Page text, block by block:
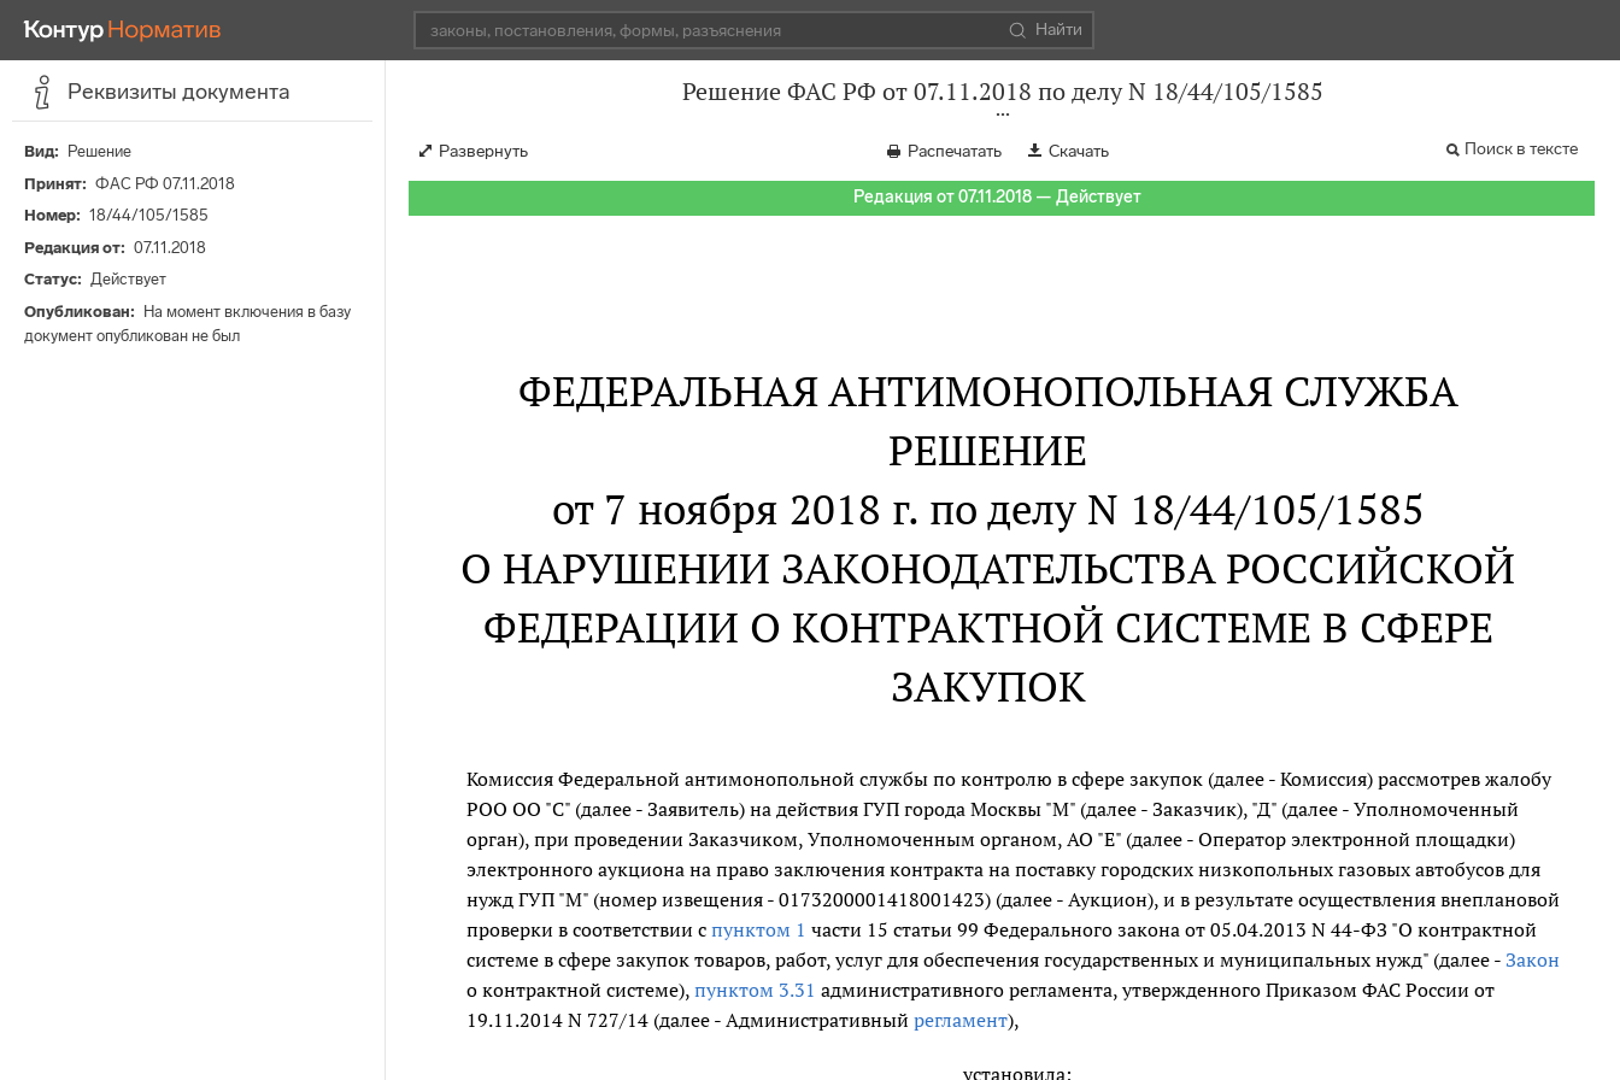
Найти
Реквизиты документа
Вид
Решение
Принят
ФАС РФ 07.11.2018
Номер
18/44/105/1585
Редакция от
07.11.2018
Статус
Действует
Опубликован
На момент включения в базу
документ опубликован не был
Решение ФАС РФ от 07.11.2018 по делу N 18/44/105/1585
Развернуть Распечатать Скачать Поиск в тексте
Редакция от 07.11.2018 — Действует
ФЕДЕРАЛЬНАЯ АНТИМОНОПОЛЬНАЯ СЛУЖБА
РЕШЕНИЕ
от 7 ноября 2018 г. по делу N 18/44/105/1585
О НАРУШЕНИИ ЗАКОНОДАТЕЛЬСТВА РОССИЙСКОЙ
ФЕДЕРАЦИИ О КОНТРАКТНОЙ СИСТЕМЕ В СФЕРЕ
ЗАКУПОК
Комиссия Федеральной антимонопольной службы по контролю в сфере закупок (далее - Комиссия) рассмотрев жалобу
РОО ОО "С" (далее - Заявитель) на действия ГУП города Москвы "М" (далее - Заказчик), "Д" (далее - Уполномоченный
орган), при проведении Заказчиком, Уполномоченным органом, АО "Е" (далее - Оператор электронной площадки)
электронного аукциона на право заключения контракта на поставку городских низкопольных газовых автобусов для
нужд ГУП "М" (номер извещения - 0173200001418001423) (далее - Аукцион), и в результате осуществления внеплановой
проверки в соответствии спунктом 1 части 15 статьи 99 Федерального закона от 05.04.2013 N 44-ФЗ "О контрактной
системе в сфере закупок товаров, работ, услуг для обеспечения государственных и муниципальных нужд" (далее -Закон
о контрактной системе),пунктом 3.31 административного регламента, утвержденного Приказом ФАС России от
19.11.2014 N 727/14 (далее - Административныйрегламент),
установила: